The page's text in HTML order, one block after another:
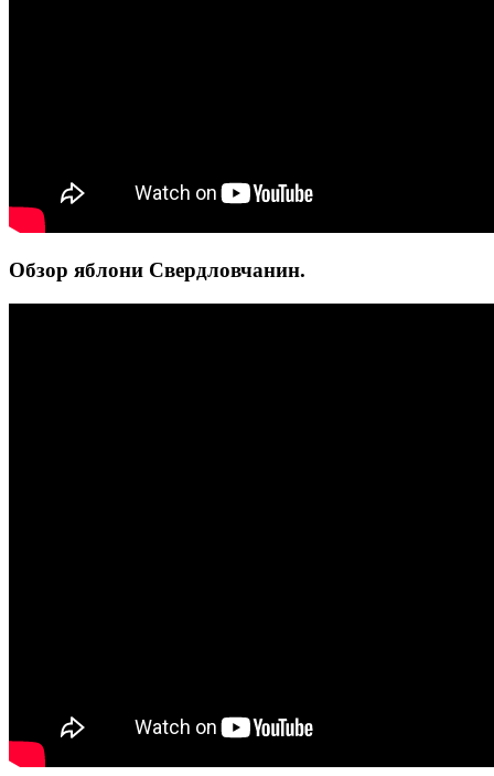
Обзор яблони Свердловчанин.